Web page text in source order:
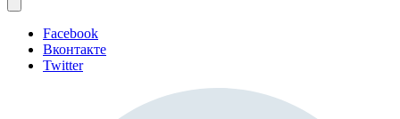
Facebook
Вконтакте
Twitter